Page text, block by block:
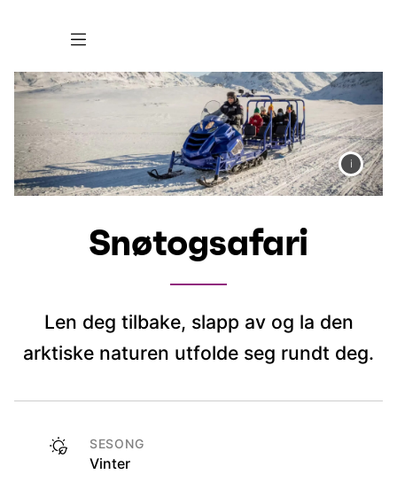
Snøtogsafari
Len deg tilbake, slapp av og la den
arktiske naturen utfolde seg rundt deg.
SESONG
Vinter